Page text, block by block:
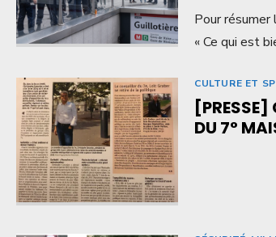
Pour
« Ce qui est
CULTURE ET
[PRESSE]
DU 7°